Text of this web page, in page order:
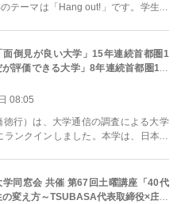
テーマは「Hang out!」です。学生は
面倒見が良い大学」15年連続首都圏1
評価できる大学」8年連続首都圏1位
教育が高い評価を得て、今年も多数
―08:05
行）は、大学通信の調査による大学
ンクインしました。本学は、日本初
学同窓会 共催 第67回土曜講座「40代
変え方～TSUBASA代表取締役×庄司